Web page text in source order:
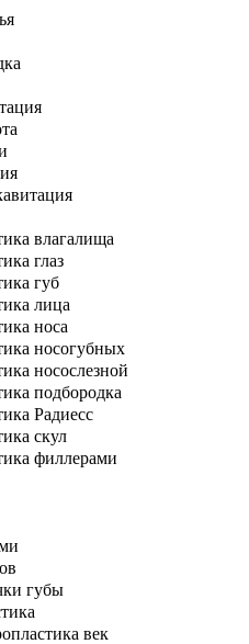
влагалища
глаз
губ
лица
носа
носогубных
носослезной
подбородка
Радиесс
скул
филлерами
губы
век